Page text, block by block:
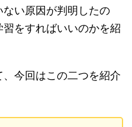
い原因が判明したの
をすればいいのかを紹
今回はこの二つを紹介